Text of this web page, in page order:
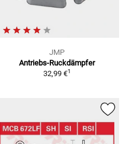
JMP
Antriebs-Ruckdämpfer
32,99 €1